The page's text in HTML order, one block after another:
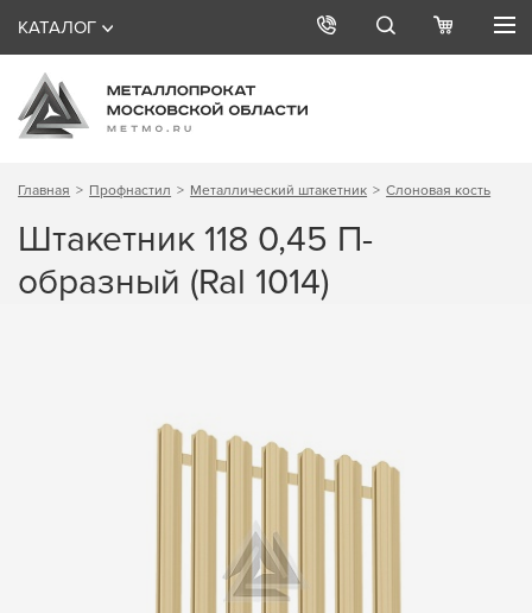
КАТАЛОГ
Главная Профнастил Металлический штакетник Слоновая кость
Штакетник 118 0,45 П-
образный (Ral 1014)